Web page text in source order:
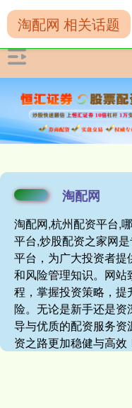
淘配网
淘配网,杭州配资平台,
平台,炒股配资之家网
平台，为广大投资者
和风险管理知识。网
程，掌握投资策略，
险。无论是新手还是
导与优质的配资服务
资之路更加稳健与高效
淘配网 相关话题